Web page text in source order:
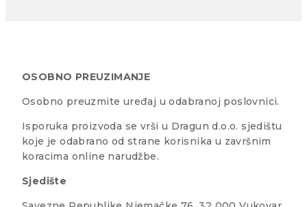
OSOBNO PREUZIMANJE
Osobno preuzmite uređaj u odabranoj poslovnici.
Isporuka proizvoda se vrši u Dragun d.o.o. sjedištu
koje je odabrano od strane korisnika u završnim
koracima online narudžbe.
Sjedište